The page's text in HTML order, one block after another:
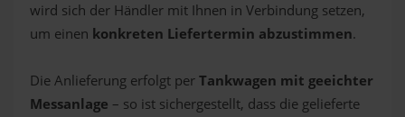
wird sich der Händler mit Ihnen in Verbindung setzen,
um einen konkreten Liefertermin abzustimmen.
Die Anlieferung erfolgt perTankwagen mit geeichter
Messanlage – so ist sichergestellt, dass die gelieferte